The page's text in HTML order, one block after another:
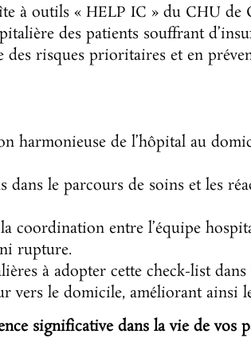
à outils « HELP IC » du CHU de
des patients souffrant
risques prioritaires et en
harmonieuse de l’hôpital au
le parcours de soins et les
coordination entre l’équipe
rupture.
à adopter cette check-list
vers le domicile, améliorant ainsi
significative dans la vie de vos